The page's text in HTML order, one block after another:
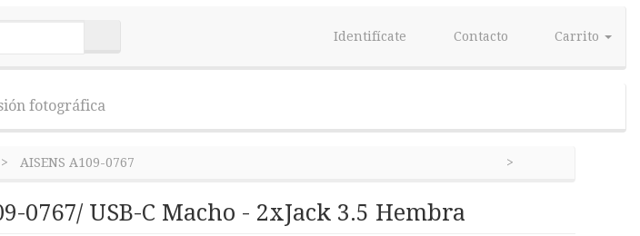
Identifícate Contacto Carrito
fotográfica
AISENS A109-0767
0767/ USB-C Macho - 2xJack 3.5 Hembra